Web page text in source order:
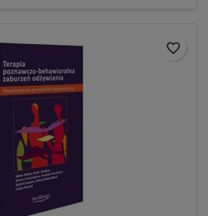
favorite_border